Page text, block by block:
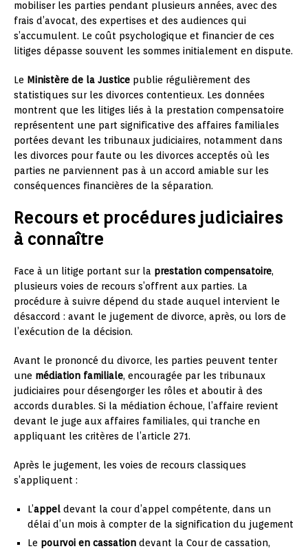
mobiliser les parties pendant plusieurs années, avec des
frais d’avocat, des expertises et des audiences qui
s’accumulent. Le coût psychologique et financier de ces
litiges dépasse souvent les sommes initialement en dispute.
Le Ministère de la Justice publie régulièrement des
statistiques sur les divorces contentieux. Les données
montrent que les litiges liés à la prestation compensatoire
représentent une part significative des affaires familiales
portées devant les tribunaux judiciaires, notamment dans
les divorces pour faute ou les divorces acceptés où les
parties ne parviennent pas à un accord amiable sur les
conséquences financières de la séparation.
Recours et procédures judiciaires
à connaître
Face à un litige portant sur la prestation compensatoire,
plusieurs voies de recours s’offrent aux parties. La
procédure à suivre dépend du stade auquel intervient le
désaccord : avant le jugement de divorce, après, ou lors de
l’exécution de la décision.
Avant le prononcé du divorce, les parties peuvent tenter
une médiation familiale, encouragée par les tribunaux
judiciaires pour désengorger les rôles et aboutir à des
accords durables. Si la médiation échoue, l’affaire revient
devant le juge aux affaires familiales, qui tranche en
appliquant les critères de l’article 271.
Après le jugement, les voies de recours classiques
s’appliquent :
L’appel devant la cour d’appel compétente, dans un
délai d’un mois à compter de la signification du jugement
Le pourvoi en cassation devant la Cour de cassation,